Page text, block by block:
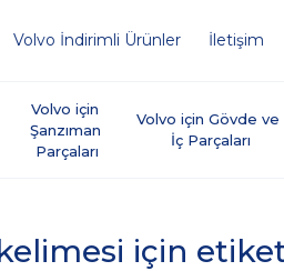
Volvo İndirimli Ürünler İletişim
Volvo için
Şanzıman
Parçaları
Volvo için Gövde ve
İç Parçaları
için